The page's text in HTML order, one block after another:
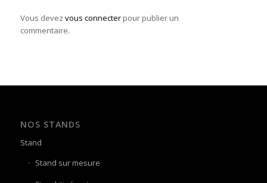
Vous devez vous connecterpour publier un
commentaire.
NOS STANDS
Stand
Stand sur mesure